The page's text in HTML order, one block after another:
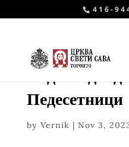
416-
Недеља
Педесетници
by Vernik | Nov 3,